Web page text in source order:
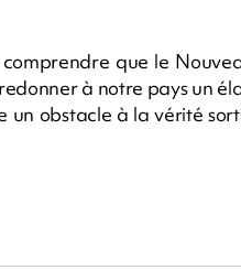
que le
à notre pays un
un obstacle à la vérité